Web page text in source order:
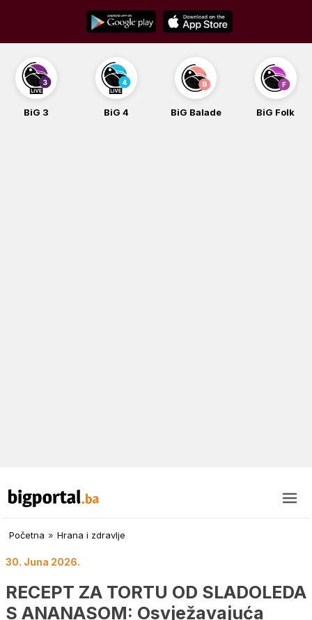
content
BiG Balade BiG Folk
Početna » Hrana i zdravlje
30. Juna 2026.
RECEPT ZA TORTU OD SLADOLEDA
S ANANASOM: Osvježavajuća